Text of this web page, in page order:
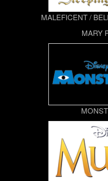
MALEFICENT /
MARY